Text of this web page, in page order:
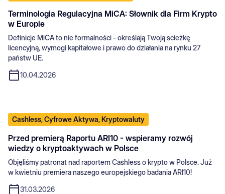
Terminologia Regulacyjna MiCA: Słownik dla Firm Krypto
w Europie
Definicje MiCA to nie formalności - określają Twoją scieżkę
licencyjną, wymogi kapitałowe i prawo do działania na rynku 27
państw UE.
10.04.2026
Cashless, Cyfrowe Aktywa, Kryptowaluty
Przed premierą Raportu ARI10 - wspieramy rozwój
wiedzy o kryptoaktywach w Polsce
Objęliśmy patronat nad raportem Cashless o krypto w Polsce. Już
w kwietniu premiera naszego europejskiego badania ARI10!
31.03.2026